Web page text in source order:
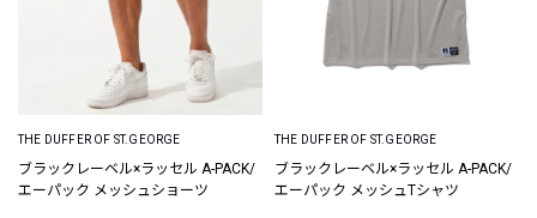
THE DUFFER OF ST.GEORGE
ブラックレーベル×ラッセル A-PACK/
エーパック メッシュショーツ
THE DUFFER OF ST.GEORGE
ブラックレーベル×ラッセル A-PACK/
エーパック メッシュTシャツ